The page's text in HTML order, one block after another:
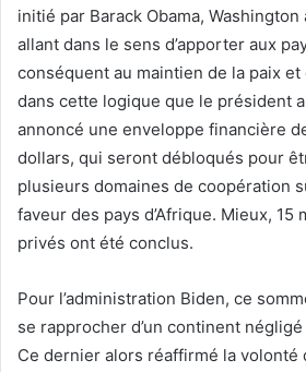
initié par Barack Obama,
allant dans le sens d’apporter aux
conséquent au maintien de la paix et
dans cette logique que le président
annoncé une enveloppe financière
dollars, qui seront débloqués pour
plusieurs domaines de coopération
faveur des pays d’Afrique. Mieux, 15
privés ont été conclus.
Pour l’administration Biden, ce
se rapprocher d’un continent
Ce dernier alors réaffirmé la volonté